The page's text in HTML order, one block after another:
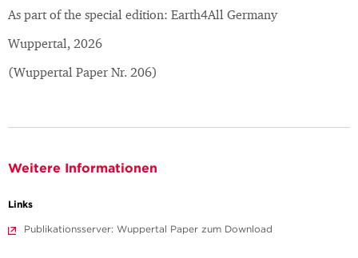
As part of the special edition: Earth4All Germany
Wuppertal, 2026
(Wuppertal Paper Nr. 206)
Weitere Informationen
Links
Publikationsserver: Wuppertal Paper zum Download